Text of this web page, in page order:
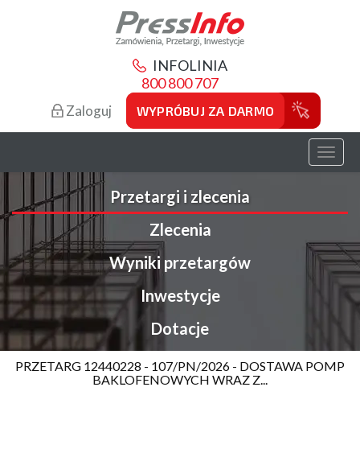
INFOLINIA
800 800 707
Zaloguj WYPRÓBUJ ZA DARMO
Toggle
Przetargi i zlecenia
Zlecenia
Wyniki przetargów
Inwestycje
Dotacje
PRZETARG 12440228 - 107/PN/2026 - DOSTAWA POMP
BAKLOFENOWYCH WRAZ Z...